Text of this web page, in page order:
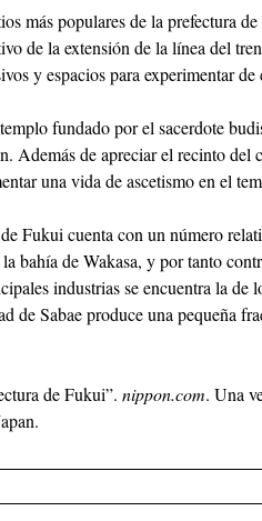
más populares de la prefectura
de la extensión de la línea del
y espacios para experimentar
fundado por el sacerdote
Además de apreciar el recinto
una vida de ascetismo en el
Fukui cuenta con un número
la bahía de Wakasa, y por tanto
industrias se encuentra la
de Sabae produce una pequeña
de Fukui”.nippon.com. Una